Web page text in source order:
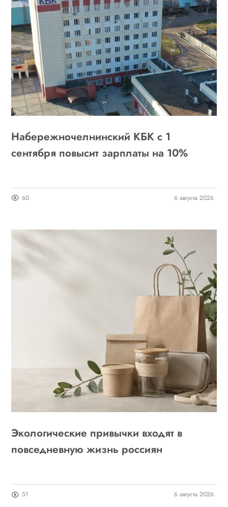
Набережночелнинский КБК с 1
сентября повысит зарплаты на 10%
60 6 августа 2026
Экологические привычки входят в
повседневную жизнь россиян
51 6 августа 2026